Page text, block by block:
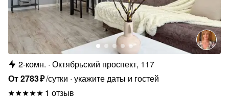
2-комн. Октябрьский проспект, 117
От2783₽/сутки укажите даты и гостей
1 отзыв